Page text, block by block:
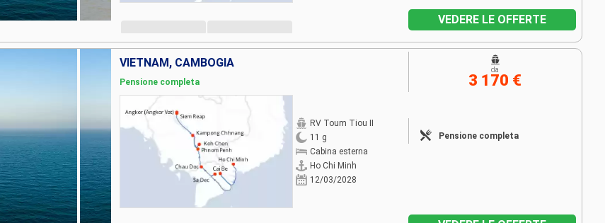
VEDERE LE OFFERTE
VIETNAM, CAMBOGIA
Pensione completa
RV Toum Tiou II
11 g
Cabina esterna
Ho Chi Minh
12/03/2028
Pensione completa
da
3 170 €